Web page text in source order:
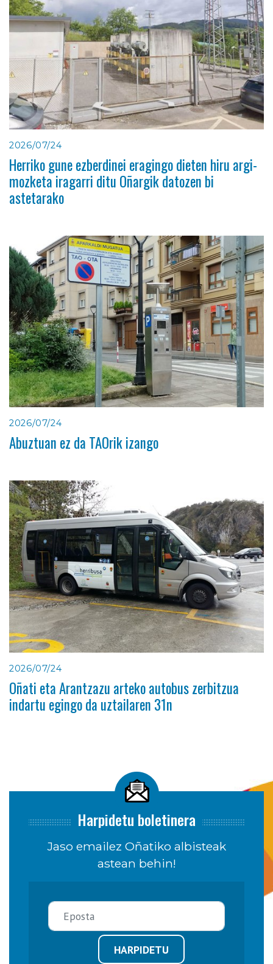
2026/07/24
Herriko gune ezberdinei eragingo dieten hiru argi-
mozketa iragarri ditu Oñargik datozen bi
astetarako
2026/07/24
Abuztuan ez da TAOrik izango
2026/07/24
Oñati eta Arantzazu arteko autobus zerbitzua
indartu egingo da uztailaren 31n
Harpidetu boletinera
Jaso emailez Oñatiko albisteak
astean behin!
HARPIDETU